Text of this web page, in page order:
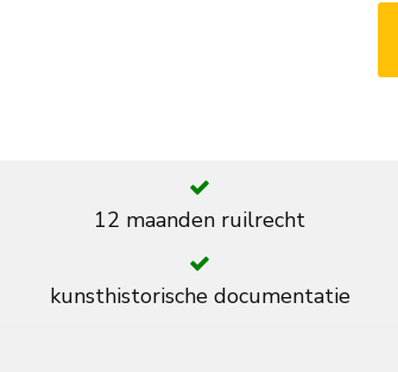
12 maanden ruilrecht
kunsthistorische documentatie